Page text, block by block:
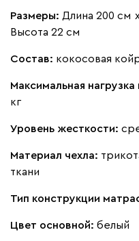
Размеры: Длина 200 см
Высота 22 см
Состав: кокосовая
Максимальная
кг
Уровень жесткости:
Материал чехла:
ткани
Тип конструкции
Цвет основной: белый